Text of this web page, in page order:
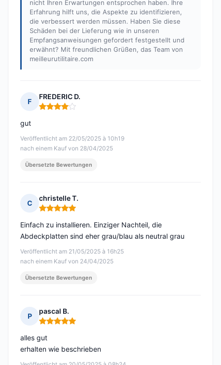
nicht Ihren Erwartungen entsprochen haben. Ihre
Erfahrung hilft uns, die Aspekte zu identifizieren,
die verbessert werden müssen. Haben Sie diese
Schäden bei der Lieferung wie in unseren
Empfangsanweisungen gefordert festgestellt und
erwähnt? Mit freundlichen Grüßen, das Team von
meilleurutilitaire.com
F
FREDERIC D.
Hinweis: 4 von 5
Veröffentlicht am 22/05/2025 à 10h19
nach einem Kauf von 28/04/2025
gut
Übersetzte Bewertungen
C
christelle T.
Hinweis: 5 von 5
Veröffentlicht am 21/05/2025 à 16h25
nach einem Kauf von 24/04/2025
Einfach zu installieren. Einziger Nachteil, die
Abdeckplatten sind eher grau/blau als neutral grau
Übersetzte Bewertungen
P
pascal B.
Hinweis: 5 von 5
alles gut
erhalten wie beschrieben